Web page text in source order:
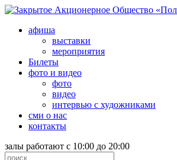
афиша
выставки
мероприятия
Билеты
фото и видео
фото
видео
интервью с художниками
сми о нас
контакты
залы работают с 10:00 до 20:00